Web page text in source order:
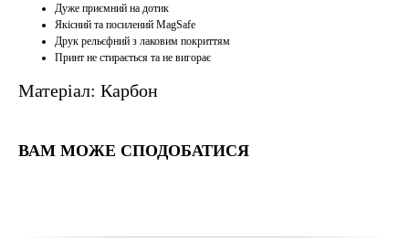
Дуже приємний на дотик
Якісний та посилений MagSafe
Друк рельєфний з лаковим покриттям
Принт не стирається та не вигорає
Матеріал: Карбон
ВАМ МОЖЕ СПОДОБАТИСЯ